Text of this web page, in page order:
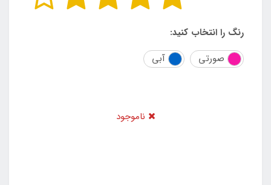
رنگ را انتخاب کنید:
صورتی
آبی
ناموجود